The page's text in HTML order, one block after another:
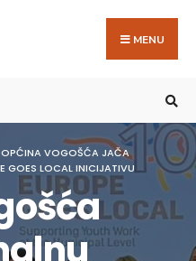
MENU
OPĆINA VOGOŠĆA JAČA
GOES LOCAL INICIJATIVU